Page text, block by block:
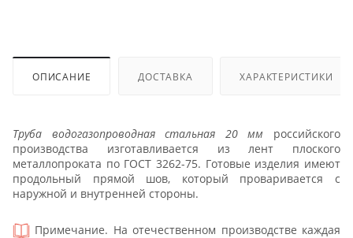
ОПИСАНИЕ ДОСТАВКА ХАРАКТЕРИСТИКИ
Труба водогазопроводная стальная 20 мм российского
производства изготавливается из лент плоского
металлопроката по ГОСТ 3262-75. Готовые изделия имеют
продольный прямой шов, который проваривается с
наружной и внутренней стороны.
Примечание. На отечественном производстве каждая